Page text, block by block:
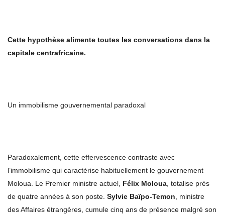
Cette hypothèse alimente toutes les conversations dans la
capitale centrafricaine.
Un immobilisme gouvernemental paradoxal
Paradoxalement, cette effervescence contraste avec
l’immobilisme qui caractérise habituellement le gouvernement
Moloua. Le Premier ministre actuel, Félix Moloua, totalise près
de quatre années à son poste. Sylvie Baïpo-Temon, ministre
des Affaires étrangères, cumule cinq ans de présence malgré son